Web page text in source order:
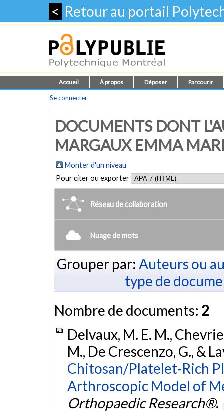
< Retour au portail
Accueil À propos Déposer Parcourir
Se connecter
DOCUMENTS DONT
MARGAUX EMMA
Monter d'un niveau
Pour citer ou exporter
Réseau de collaboration
Nuage de mots
Grouper par: Auteurs ou
type de
Nombre de documents: 2
Delvaux, M. E. M.,
M., De Crescenzo, G., &
Chitosan/Platelet‐Rich
Arthroscopic Model of
Orthopaedic Research®.